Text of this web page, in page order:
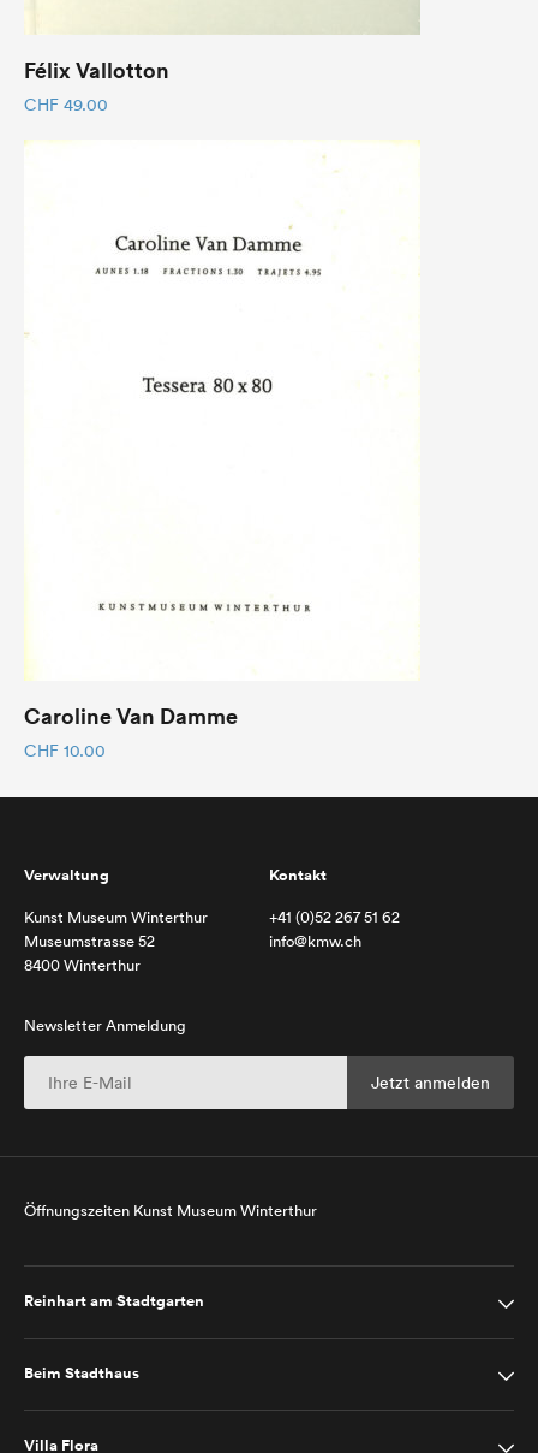
Félix Vallotton
CHF 49.00
Caroline Van Damme
CHF 10.00
Verwaltung
Kunst Museum Winterthur
Museumstrasse 52
8400 Winterthur
Kontakt
+41 (0)52 267 51 62
info@kmw.ch
Newsletter Anmeldung
Öffnungszeiten Kunst Museum Winterthur
Reinhart am Stadtgarten
Beim Stadthaus
Villa Flora